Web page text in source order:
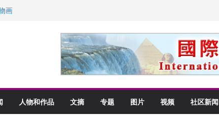
画
乡愁
人物和作品 文摘 专题 图片 视频 社区新闻